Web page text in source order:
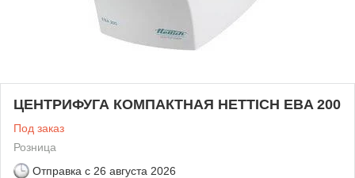
ЦЕНТРИФУГА КОМПАКТНАЯ HETTICH EBA 200
Под заказ
Розница
Отправка с 26 августа 2026